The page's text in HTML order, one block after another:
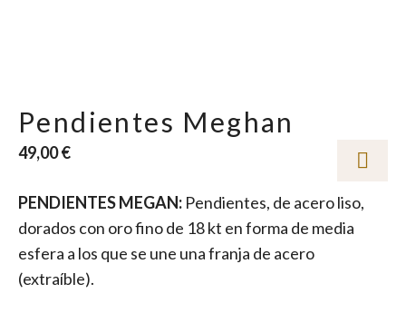
Pendientes Meghan
49,00€
PENDIENTES MEGAN: Pendientes, de acero liso,
dorados con oro fino de 18 kt en forma de media
esfera a los que se une una franja de acero
(extraíble).